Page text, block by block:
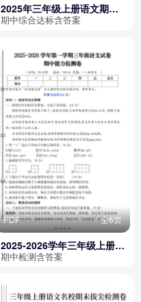
2025年三年级上册语文期中
综合素质达标测试卷（含答
案）
期中综合达标含答案
PDF 全6页
2025-2026学年三年级上册语
文期中能力检测卷（含答
案）
期中检测含答案